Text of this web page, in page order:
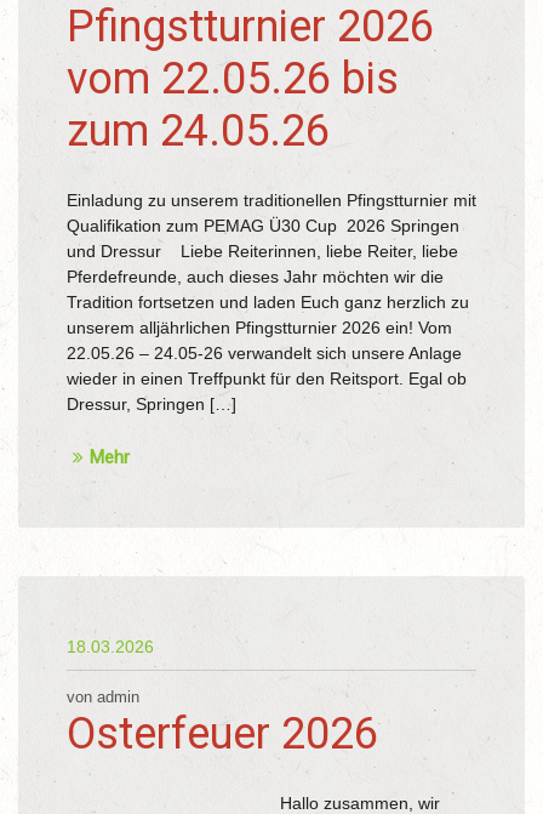
Pfingstturnier 2026
vom 22.05.26 bis
zum 24.05.26
Einladung zu unserem traditionellen Pfingstturnier mit
Qualifikation zum PEMAG Ü30 Cup 2026 Springen
und Dressur Liebe Reiterinnen, liebe Reiter, liebe
Pferdefreunde, auch dieses Jahr möchten wir die
Tradition fortsetzen und laden Euch ganz herzlich zu
unserem alljährlichen Pfingstturnier 2026 ein! Vom
22.05.26 – 24.05-26 verwandelt sich unsere Anlage
wieder in einen Treffpunkt für den Reitsport. Egal ob
Dressur, Springen […]
Mehr
18.03.2026
von admin
Osterfeuer 2026
Hallo zusammen, wir